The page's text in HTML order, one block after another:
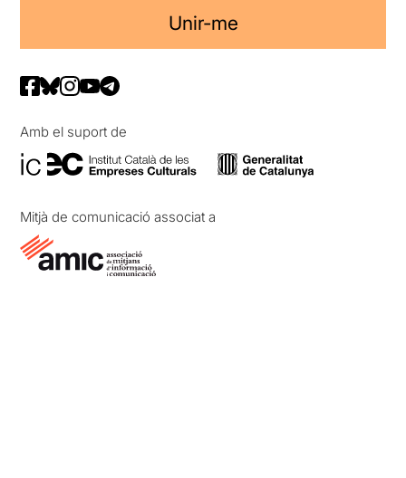
Unir-me
Amb el suport de
Mitjà de comunicació associat a